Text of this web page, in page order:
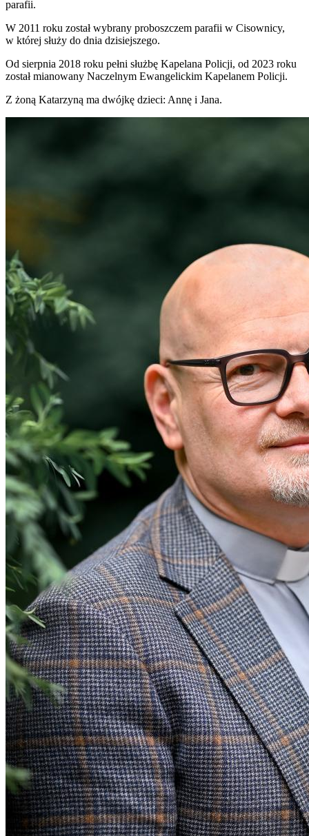
parafii.
W 2011 roku został wybrany proboszczem parafii w Cisownicy,
w której służy do dnia dzisiejszego.
Od sierpnia 2018 roku pełni służbę Kapelana Policji, od 2023 roku
został mianowany Naczelnym Ewangelickim Kapelanem Policji.
Z żoną Katarzyną ma dwójkę dzieci: Annę i Jana.